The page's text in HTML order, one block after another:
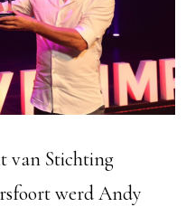
van Stichting
werd Andy